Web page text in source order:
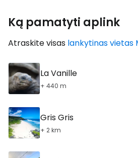
Ką pamatyti aplink
Atraskite visas lankytinas vietas
La Vanille
+ 440 m
Gris Gris
+ 2 km